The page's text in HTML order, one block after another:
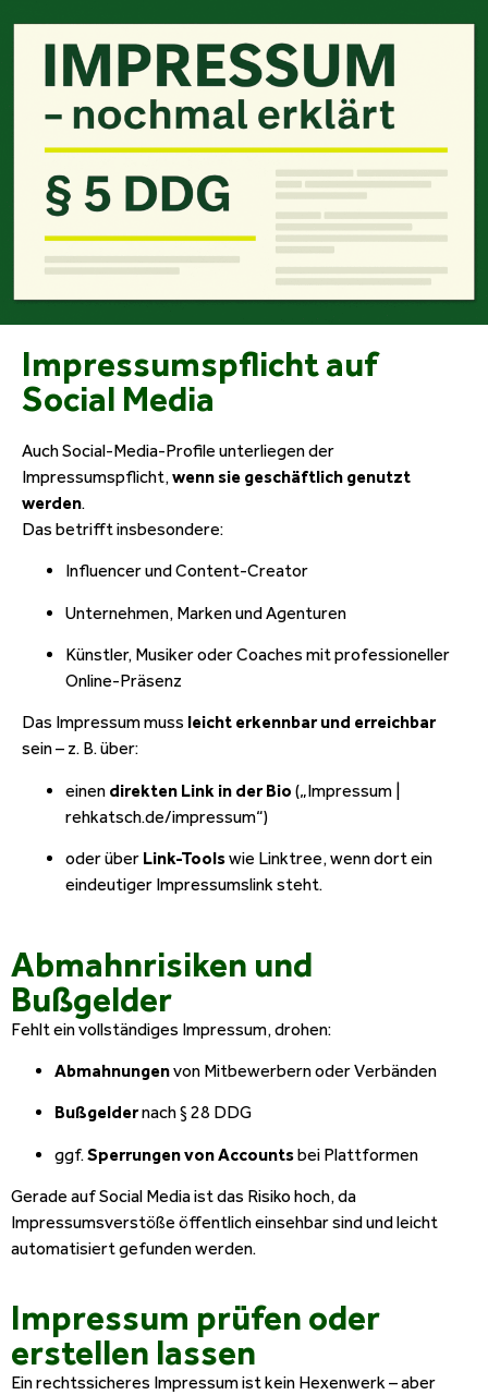
Impressumspflicht auf
Social Media
Auch Social-Media-Profile unterliegen der
Impressumspflicht,wenn sie geschäftlich genutzt
werden.
Das betrifft insbesondere:
Influencer und Content-Creator
Unternehmen, Marken und Agenturen
Künstler, Musiker oder Coaches mit professioneller
Online-Präsenz
Das Impressum muss leicht erkennbar und erreichbar
sein – z. B. über:
einen direkten Link in der Bio („Impressum |
rehkatsch.de/impressum“)
oder über Link-Toolswie Linktree, wenn dort ein
eindeutiger Impressumslink steht.
Abmahnrisiken und
Bußgelder
Fehlt ein vollständiges Impressum, drohen:
Abmahnungenvon Mitbewerbern oder Verbänden
Bußgeldernach § 28 DDG
ggf. Sperrungen von Accountsbei Plattformen
Gerade auf Social Media ist das Risiko hoch, da
Impressumsverstöße öffentlich einsehbar sind und leicht
automatisiert gefunden werden.
Impressum prüfen oder
erstellen lassen
Ein rechtssicheres Impressum ist kein Hexenwerk – aber